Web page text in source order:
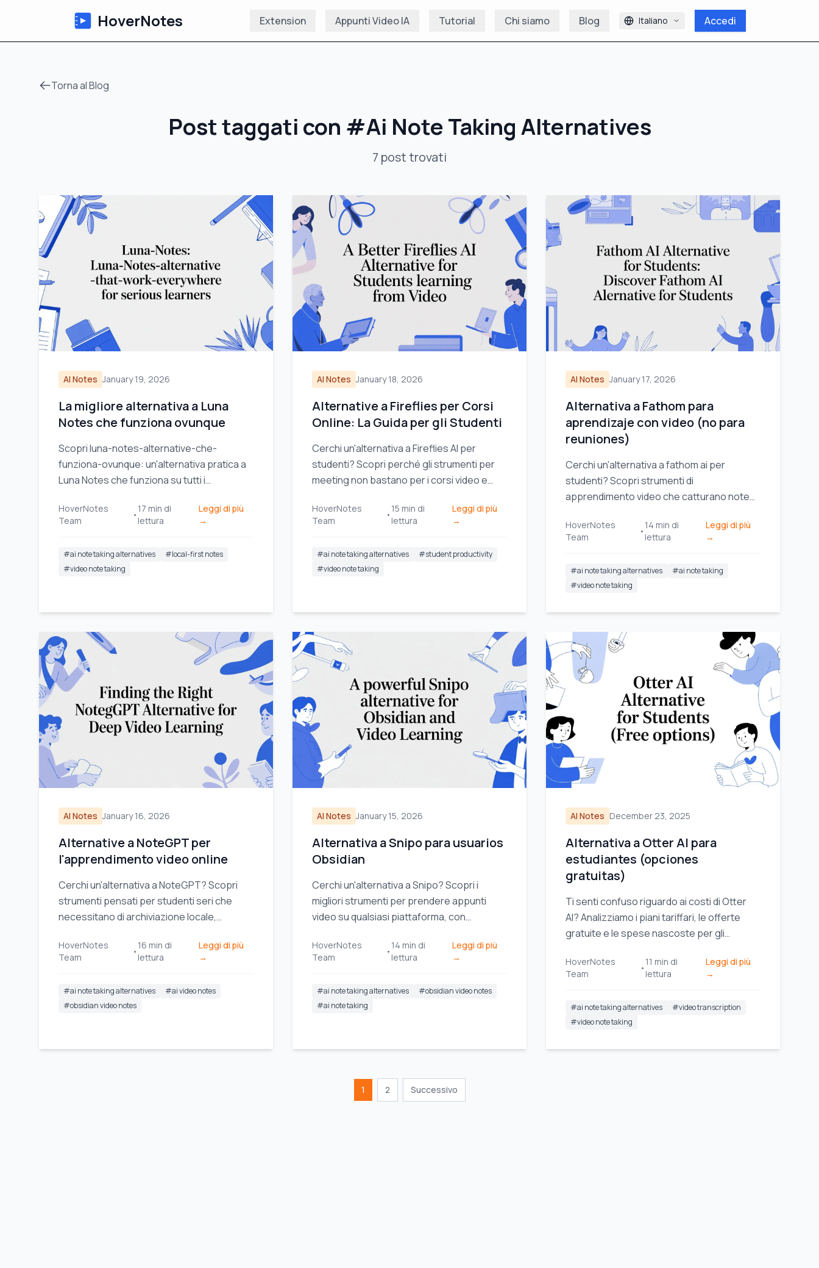
HoverNotes Extension Appunti Video IA Tutorial Chi siamo Blog Italiano Accedi
Torna al Blog
Post taggati con #Ai Note Taking Alternatives
7 posttrovati
AI Notes January 19, 2026
La migliore alternativa a Luna
Notes che funziona ovunque
Scopri luna-notes-alternative-che-
funziona-ovunque: un'alternativa pratica a
Luna Notes che funziona su tutti i
HoverNotes
Team
•
17 min di
lettura
Leggi di più
→
#ai note taking alternatives #local-first notes
#video note taking
AI Notes January 18, 2026
Alternative a Fireflies per Corsi
Online: La Guida per gli Studenti
Cerchi un'alternativa a Fireflies AI per
studenti? Scopri perché gli strumenti per
meeting non bastano per i corsi video e
pensato per l'apprendimento.
HoverNotes
Team
•
15 min di
lettura
Leggi di più
→
#ai note taking alternatives #student productivity
#video note taking
AI Notes January 17, 2026
Alternativa a Fathom para
aprendizaje con video (no para
reuniones)
Cerchi un'alternativa a fathom ai per
studenti? Scopri strumenti di
apprendimento video che catturano note
Coursera.
HoverNotes
Team
•
14 min di
lettura
Leggi di più
→
#ai note taking alternatives #ai note taking
#video note taking
AI Notes January 16, 2026
Alternative a NoteGPT per
l'apprendimento video online
Cerchi un'alternativa a NoteGPT? Scopri
strumenti pensati per studenti seri che
necessitano di archiviazione locale,
video.
HoverNotes
Team
•
16 min di
lettura
Leggi di più
→
#ai note taking alternatives #ai video notes
#obsidian video notes
AI Notes January 15, 2026
Alternativa a Snipo para usuarios
Obsidian
Cerchi un'alternativa a Snipo? Scopri i
migliori strumenti per prendere appunti
video su qualsiasi piattaforma, con
locale per gli utenti Obsidian.
HoverNotes
Team
•
14 min di
lettura
Leggi di più
→
#ai note taking alternatives #obsidian video notes
#ai note taking
AI Notes December 23, 2025
Alternativa a Otter AI para
estudiantes (opciones
gratuitas)
Ti senti confuso riguardo ai costi di Otter
AI? Analizziamo i piani tariffari, le offerte
gratuite e le spese nascoste per gli
qualità-prezzo nell'apprendimento tramite
video.
HoverNotes
Team
•
11 min di
lettura
Leggi di più
→
#ai note taking alternatives #video transcription
#video note taking
1 2 Successivo